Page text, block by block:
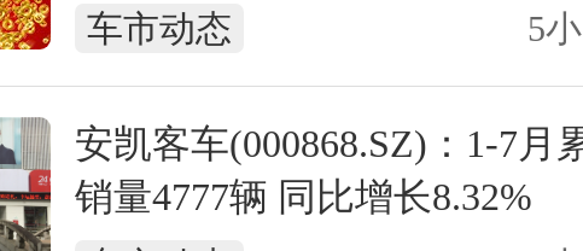
车市动态 5
安凯客车(000868.SZ)：1-7月
销量4777辆 同比增长8.32%